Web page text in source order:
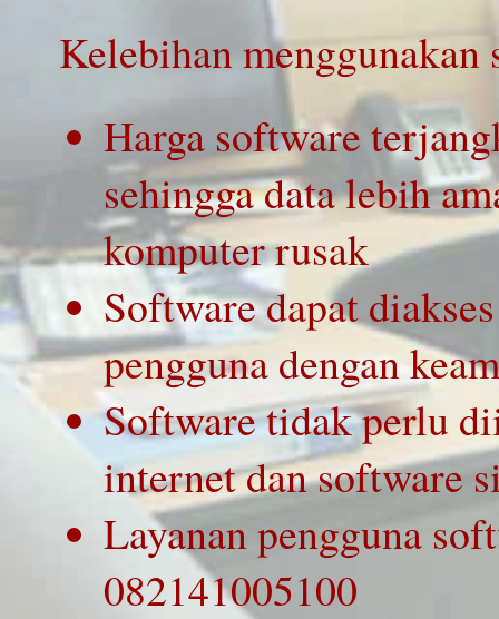
Kelebihan
Harga software
sehingga data lebih
komputer rusak
Software dapat
pengguna dengan
Software tidak perlu
internet dan software
Layanan pengguna
082141005100